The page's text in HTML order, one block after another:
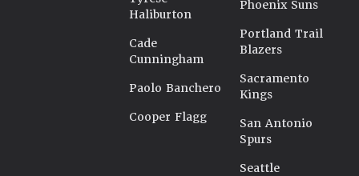
Haliburton
Cade
Cunningham
Paolo Banchero
Cooper Flagg
Phoenix Suns
Portland Trail
Blazers
Sacramento
Kings
San Antonio
Spurs
Seattle